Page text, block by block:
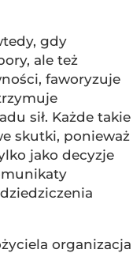
gdy
ale też
faworyzuje
sił. Każde takie
skutki, ponieważ
jako decyzje
organizacja